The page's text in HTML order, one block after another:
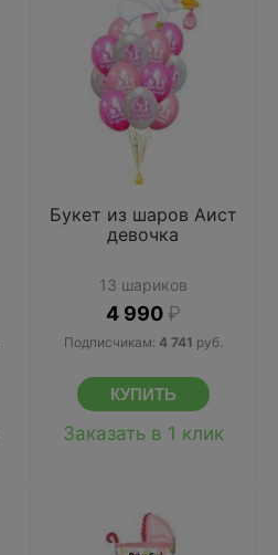
Букет из шаров Аист
девочка
13 шариков
4 990 ₽
Подписчикам: 4 741 руб.
Заказать в 1 клик